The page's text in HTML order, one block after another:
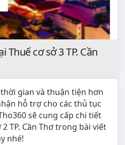
Thuế cơ sở 3 TP. Cần
gian và thuận tiện hơn
hỗ trợ cho các thủ tục
sẽ cung cấp chi tiết
TP. Cần Thơ trong bài viết
nhé!